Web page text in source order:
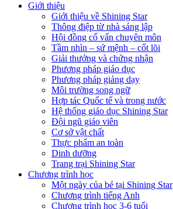
Giới thiệu
Giới thiệu về Shining Star
Thông điệp từ nhà sáng lập
Hội đồng cố vấn chuyên môn
Tầm nhìn – sứ mệnh – cốt lõi
Giải thưởng và chứng nhận
Phương pháp giáo dục
Phương pháp giảng dạy
Môi trường song ngữ
Hợp tác Quốc tế và trong nước
Hệ thống giáo dục Shining Star
Đội ngũ giáo viên
Cơ sở vật chất
Thực phẩm an toàn
Dinh dưỡng
Trang trại Shining Star
Chương trình học
Một ngày của bé tại Shining Star
Chương trình tiếng Anh
Chương trình học 3-6 tuổi